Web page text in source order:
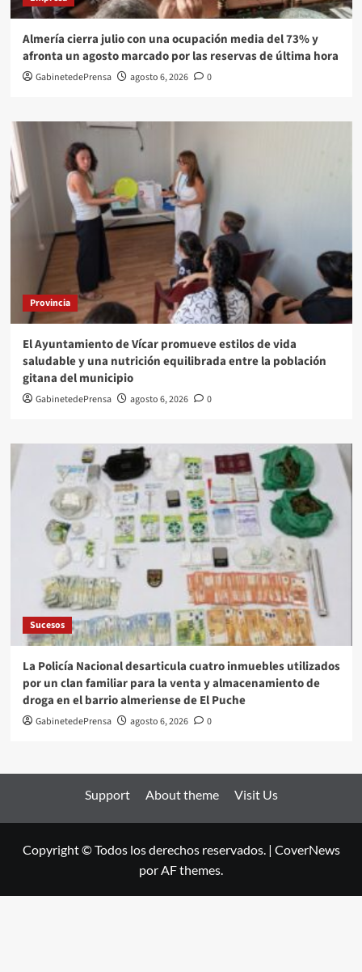
Almería cierra julio con una ocupación media del 73% y
afronta un agosto marcado por las reservas de última hora
GabinetedePrensa agosto 6, 2026 0
Provincia
El Ayuntamiento de Vícar promueve estilos de vida
saludable y una nutrición equilibrada entre la población
gitana del municipio
GabinetedePrensa agosto 6, 2026 0
Sucesos
La Policía Nacional desarticula cuatro inmuebles utilizados
por un clan familiar para la venta y almacenamiento de
droga en el barrio almeriense de El Puche
GabinetedePrensa agosto 6, 2026 0
Support About theme Visit Us
Copyright © Todos los derechos reservados. | CoverNews
por AF themes.